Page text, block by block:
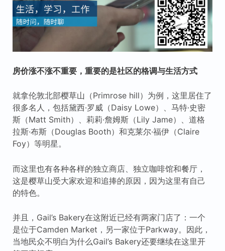
房价涨不涨不重要，重要的是社区的格调与生活方式
就拿伦敦北部樱草山（Primrose hill）为例，这里居住了
很多名人，包括黛西·罗威（Daisy Lowe）、马特·史密
斯（Matt Smith）、莉莉·詹姆斯（Lily Jame）、道格
拉斯·布斯（Douglas Booth）和克莱尔·福伊（Claire
Foy）等明星。
而这里也有各种各样的独立商店、独立咖啡馆和餐厅，
这是樱草山受大家欢迎和追捧的原因，因为这里有自己
的特色。
并且，Gail’s Bakery在这附近已经有两家门店了：一个
是位于Camden Market，另一家位于Parkway。因此，
当地民众不明白为什么Gail’s Bakery还要继续在这里开